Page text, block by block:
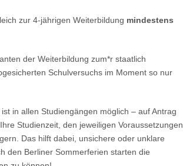
zur 4-jährigen Weiterbildung mindestens
der Weiterbildung zum*r staatlich
Schulversuchs im Moment so nur
in allen Studiengängen möglich – auf Antrag
Studienzeit, den jeweiligen Voraussetzungen
Das hilft dabei, unsichere oder unklare
den Berliner Sommerferien starten die